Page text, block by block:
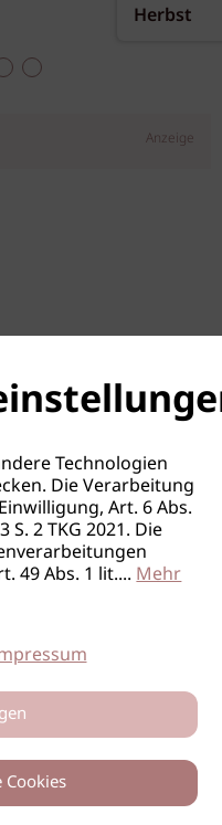
Herbst
Anzeige
Technologien
Die Verarbeitung
Art. 6 Abs.
S. 2 TKG 2021. Die
49 Abs. 1 lit....Mehr